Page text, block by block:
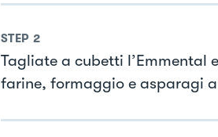
STEP 2
Tagliate a cubetti l’Emmental
farine, formaggio e asparagi